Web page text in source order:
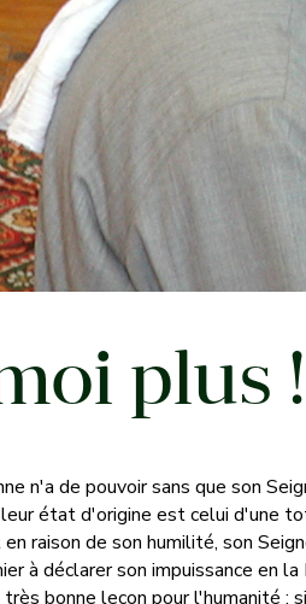
plus !
de pouvoir sans que son
état d'origine est celui d'une
raison de son humilité, son
à déclarer son impuissance en
bonne leçon pour l'humanité :